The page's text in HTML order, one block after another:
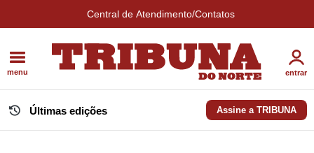
Central de Atendimento/Contatos
menu entrar
Últimas edições Assine a TRIBUNA